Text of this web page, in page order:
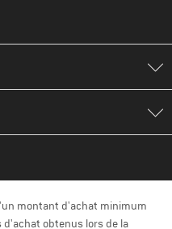
montant d'achat minimum
obtenus lors de la